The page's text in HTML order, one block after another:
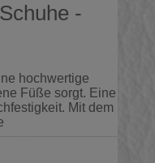
-
hochwertige
Füße sorgt. Eine
Mit dem